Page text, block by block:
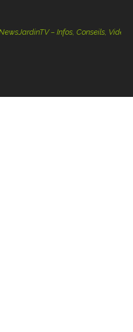
– Infos, Conseils, Vidéos,